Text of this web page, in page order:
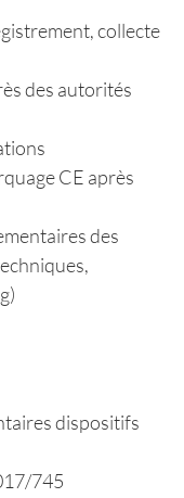
collecte
des autorités
CE après
des
dispositifs
745